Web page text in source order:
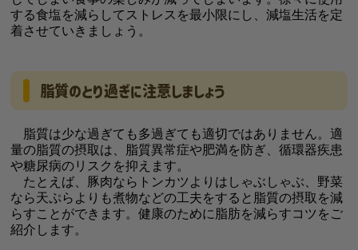
する食塩を減らしてストレスを最小限にし、減塩生活を定
着させていきましょう。
脂質のとり過ぎに注意しましょう
脂質は少な過ぎても多過ぎても適切ではありません。適
量の脂質の摂取は、脂質異常症や肥満を防ぎ、循環器疾患
や糖尿病のリスクを抑えます。
たとえば、豚肉ならトンカツよりはしゃぶしゃぶ、野菜
なら天ぷらよりも煮物などの工夫をすると脂質の摂取を減
らすことができます。健康のために脂肪を減らすコツをご
紹介します。